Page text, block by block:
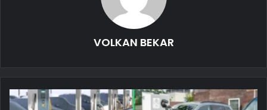
VOLKAN BEKAR